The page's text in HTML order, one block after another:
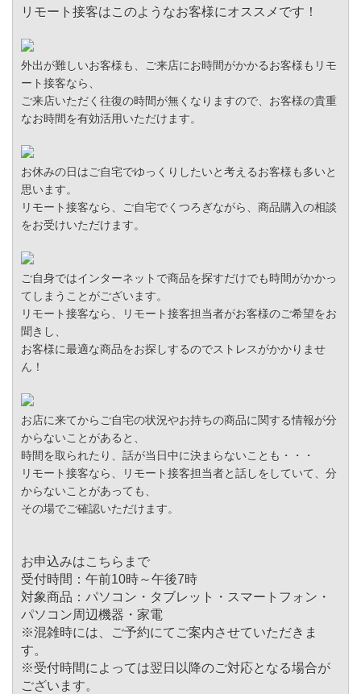
リモート接客はこのようなお客様にオススメです！
外出が難しいお客様も、ご来店にお時間がかかるお客様もリモ
ート接客なら、
ご来店いただく往復の時間が無くなりますので、お客様の貴重
なお時間を有効活用いただけます。
お休みの日はご自宅でゆっくりしたいと考えるお客様も多いと
思います。
リモート接客なら、ご自宅でくつろぎながら、商品購入の相談
をお受けいただけます。
ご自身ではインターネットで商品を探すだけでも時間がかかっ
てしまうことがございます。
リモート接客なら、リモート接客担当者がお客様のご希望をお
聞きし、
お客様に最適な商品をお探しするのでストレスがかかりませ
ん！
お店に来てからご自宅の状況やお持ちの商品に関する情報が分
からないことがあると、
時間を取られたり、話が当日中に決まらないことも・・・
リモート接客なら、リモート接客担当者と話しをしていて、分
からないことがあっても、
その場でご確認いただけます。
お申込みはこちらまで
受付時間：午前10時～午後7時
対象商品：パソコン・タブレット・スマートフォン・
パソコン周辺機器・家電
※混雑時には、ご予約にてご案内させていただきま
す。
※受付時間によっては翌日以降のご対応となる場合が
ございます。